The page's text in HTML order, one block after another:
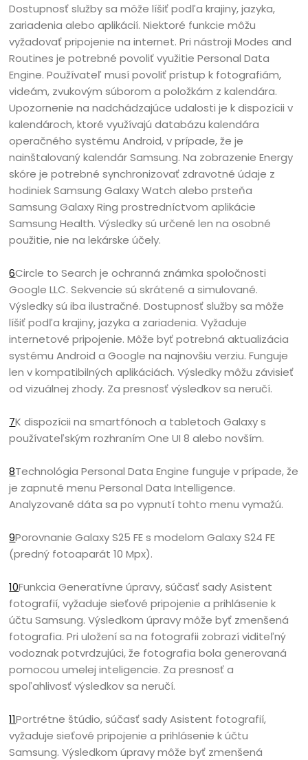
Dostupnosť služby sa môže líšiť podľa krajiny, jazyka,
zariadenia alebo aplikácií. Niektoré funkcie môžu
vyžadovať pripojenie na internet. Pri nástroji Modes and
Routines je potrebné povoliť využitie Personal Data
Engine. Používateľ musí povoliť prístup k fotografiám,
videám, zvukovým súborom a položkám z kalendára.
Upozornenie na nadchádzajúce udalosti je k dispozícii v
kalendároch, ktoré využívajú databázu kalendára
operačného systému Android, v prípade, že je
nainštalovaný kalendár Samsung. Na zobrazenie Energy
skóre je potrebné synchronizovať zdravotné údaje z
hodiniek Samsung Galaxy Watch alebo prsteňa
Samsung Galaxy Ring prostredníctvom aplikácie
Samsung Health. Výsledky sú určené len na osobné
použitie, nie na lekárske účely.
6Circle to Search je ochranná známka spoločnosti
Google LLC. Sekvencie sú skrátené a simulované.
Výsledky sú iba ilustračné. Dostupnosť služby sa môže
líšiť podľa krajiny, jazyka a zariadenia. Vyžaduje
internetové pripojenie. Môže byť potrebná aktualizácia
systému Android a Google na najnovšiu verziu. Funguje
len v kompatibilných aplikáciách. Výsledky môžu závisieť
od vizuálnej zhody. Za presnosť výsledkov sa neručí.
7K dispozícii na smartfónoch a tabletoch Galaxy s
používateľským rozhraním One UI 8 alebo novším.
8Technológia Personal Data Engine funguje v prípade, že
je zapnuté menu Personal Data Intelligence.
Analyzované dáta sa po vypnutí tohto menu vymažú.
9Porovnanie Galaxy S25 FE s modelom Galaxy S24 FE
(predný fotoaparát 10 Mpx).
10Funkcia Generatívne úpravy, súčasť sady Asistent
fotografií, vyžaduje sieťové pripojenie a prihlásenie k
účtu Samsung. Výsledkom úpravy môže byť zmenšená
fotografia. Pri uložení sa na fotografii zobrazí viditeľný
vodoznak potvrdzujúci, že fotografia bola generovaná
pomocou umelej inteligencie. Za presnosť a
spoľahlivosť výsledkov sa neručí.
11Portrétne štúdio, súčasť sady Asistent fotografií,
vyžaduje sieťové pripojenie a prihlásenie k účtu
Samsung. Výsledkom úpravy môže byť zmenšená